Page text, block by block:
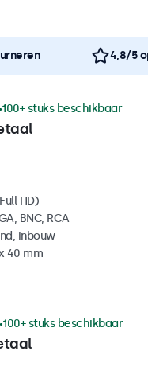
4,8/5
100+ stuks beschikbaar
HD)
BNC, RCA
inbouw
40 mm
100+ stuks beschikbaar